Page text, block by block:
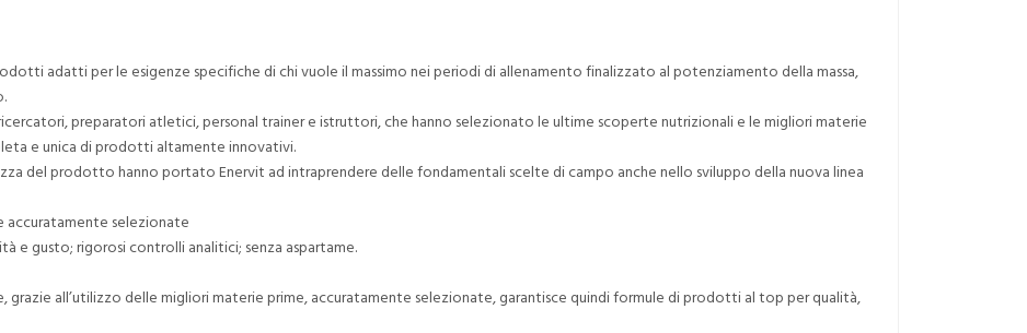
adatti per le esigenze specifiche di chi vuole il massimo nei periodi di allenamento finalizzato al potenziamento della massa,
preparatori atletici, personal trainer e istruttori, che hanno selezionato le ultime scoperte nutrizionali e le migliori materie
e unica di prodotti altamente innovativi.
del prodotto hanno portato Enervit ad intraprendere delle fondamentali scelte di campo anche nello sviluppo della nuova linea
accuratamente selezionate
gusto; rigorosi controlli analitici; senza aspartame.
grazie all’utilizzo delle migliori materie prime, accuratamente selezionate, garantisce quindi formule di prodotti al top per qualità,